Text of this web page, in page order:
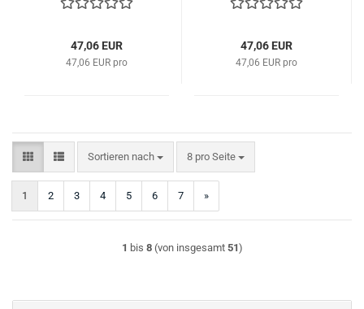
47,06 EUR
47,06 EUR pro
47,06 EUR
47,06 EUR pro
Sortieren nach
Sortieren nach 8 pro Seite
pro Seite
1 2 3 4 5 6 7 »
1 bis 8(von insgesamt 51)